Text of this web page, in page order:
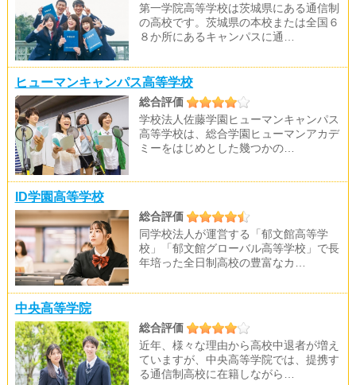
第一学院高等学校は茨城県にある通信制
の高校です。茨城県の本校または全国６
８か所にあるキャンパスに通…
ヒューマンキャンパス高等学校
総合評価
学校法人佐藤学園ヒューマンキャンパス
高等学校は、総合学園ヒューマンアカデ
ミーをはじめとした幾つかの…
ID学園高等学校
総合評価
同学校法人が運営する「郁文館高等学
校」「郁文館グローバル高等学校」で長
年培った全日制高校の豊富なカ…
中央高等学院
総合評価
近年、様々な理由から高校中退者が増え
ていますが、中央高等学院では、提携す
る通信制高校に在籍しながら…